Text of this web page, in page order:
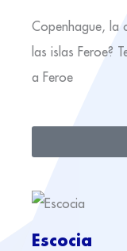
Copenhague, la
las islas Feroe?
a Feroe
Escocia